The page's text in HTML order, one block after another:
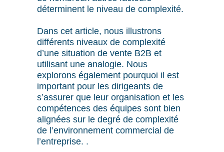
déterminent le niveau de complexité.
Dans cet article, nous illustrons
différents niveaux de complexité
d’une situation de vente B2B et
utilisant une analogie. Nous
explorons également pourquoi il est
important pour les dirigeants de
s’assurer que leur organisation et les
compétences des équipes sont bien
alignées sur le degré de complexité
de l’environnement commercial de
l’entreprise. .